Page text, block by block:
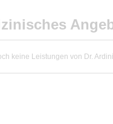
keine Leistungen von Dr.